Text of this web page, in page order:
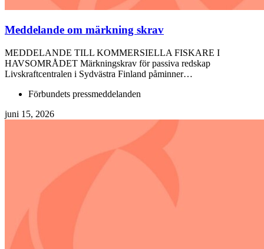
Meddelande om märkning skrav
MEDDELANDE TILL KOMMERSIELLA FISKARE I
HAVSOMRÅDET Märkningskrav för passiva redskap
Livskraftcentralen i Sydvästra Finland påminner…
Förbundets pressmeddelanden
juni 15, 2026